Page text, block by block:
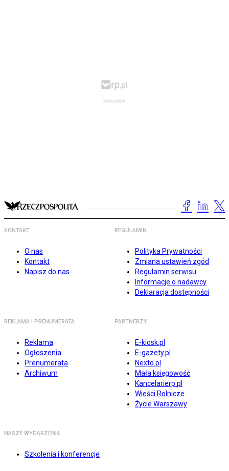
KONTAKT
O nas
Kontakt
Napisz do nas
REGULAMIN
Polityka Prywatności
Zmiana ustawień zgód
Regulamin serwisu
Informacje o nadawcy
Deklaracja dostępności
REKLAMA I PRENUMERATA
Reklama
Ogłoszenia
Prenumerata
Archiwum
PARTNERZY
E-kiosk.pl
E-gazety.pl
Nexto.pl
Mała księgowość
Kancelarierp.pl
Wieści Rolnicze
Życie Warszawy
NASZE WYDARZENIA
Szkolenia i konferencje